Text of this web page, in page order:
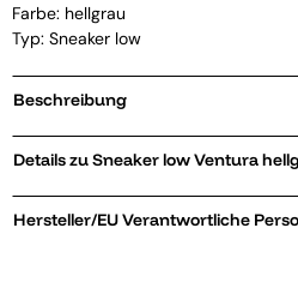
Farbe: hellgrau
Typ: Sneaker low
Beschreibung
Details zu Sneaker low
Hersteller/EU Verantwortliche